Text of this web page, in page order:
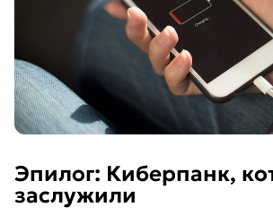
Эпилог: Киберпанк,
заслужили